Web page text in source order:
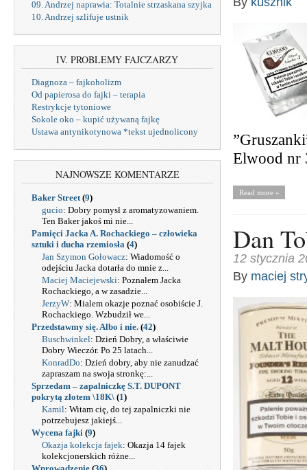
09. Andrzej naprawia: Totalnie strzaskana szyjka
10. Andrzej szlifuje ustnik
IV. PROBLEMY FAJCZARZY
Diagnoza – fajkoholizm
Od papierosa do fajki – terapia
Restrykcje tytoniowe
Sokole oko – kupić używaną fajkę
Ustawa antynikotynowa *tekst ujednolicony
NAJNOWSZE KOMENTARZE
Baker Street (9)
gucio: Dobry pomysł z aromatyzowaniem.
Ten Baker jakoś mi nie...
Pamięci Jacka A. Rochackiego – człowieka
sztuki i ducha rzemiosła (4)
Jan Szymon Gołowacz: Wiadomość o
odejściu Jacka dotarła do mnie z...
Maciej Maciejewski: Poznałem Jacka
Rochackiego, a w zasadzie...
JerzyW: Mialem okazje poznać osobiście J.
Rochackiego. Wzbudził we...
Przedstawmy się. Albo i nie. (42)
Buschwinkel: Dzień Dobry, a właściwie
Dobry Wieczór. Po 25 latach...
KonradDo: Dzień dobry, aby nie zanudzać
zapraszam na swoja stronkę:...
Sprzedam – zapalniczkę S.T. DUPONT
pokrytą złotem \18K\ (1)
Kamil: Witam cię, do tej zapalniczki nie
potrzebujesz jakiejś...
Wycena fajki (9)
Okazja kolekcja fajek: Okazja 14 fajek
kolekcjonerskich różne...
Elwood nr
Read more »
Dan
12 stycznia
By maciej